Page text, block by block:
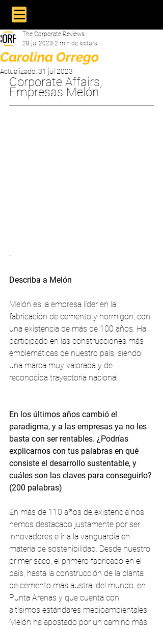
Carolina Orrego
The Corporate Reviews
28 jul 2023 2 min de lectura
Actualizado:31 jul 2023
Corporate Affairs,
Empresas Melón
-
Describa a Melón
Melón es la empresa líder en la
fabricación de cemento y hormigón, con
una existencia de más de 100 años. Ha
participado en las construcciones más
emblemáticas de nuestro país, siendo
una marca muy valorada y de
reconocida trayectoria nacional.
En los últimos años cambió el
paradigma, y a las empresas ya no les
basta con ser rentables. ¿Podrías
explicarnos con tus palabras en qué
consiste el desarrollo sustentable, y
cuáles son las claves para conseguirlo?
(200 palabras)
En más de 110 años de existencia nos
hemos destacado justamente por ser
innovadores e ir a la vanguardia en
materia de sostenibilidad. Desde nuestro
primer saco, el primero fabricado en el
país, hasta la construcción de la planta
de cemento más austral del mundo, en
Punta Arenas y que cuenta con
altísimos estándares medioambientales.
Melón ha apostado por un camino más